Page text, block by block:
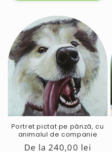
Portret pictat pe pânză, cu
animalul de companie
Preț
De la 240,00 lei